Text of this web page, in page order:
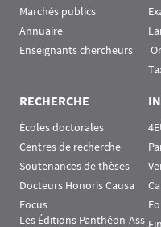
Marchés publics
Annuaire
Enseignants chercheurs
RECHERCHE
Écoles doctorales
Centres de recherche
Soutenances de thèses
Docteurs Honoris Causa
Focus
Les Éditions Panthéon-Ass